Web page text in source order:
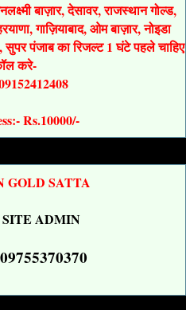
बाज़ार, देसावर, राजस्थान गोल्ड,
गाज़ियाबाद, ओम बाज़ार, नोइडा
सुपर पंजाब का रिजल्ट 1 घंटे पहले चाहिए
करे-
Rs.10000/-
GOLD SATTA
ADMIN